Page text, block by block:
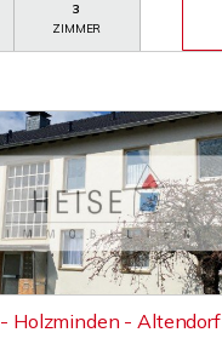
3
ZIMMER
Holzminden - Altendorf